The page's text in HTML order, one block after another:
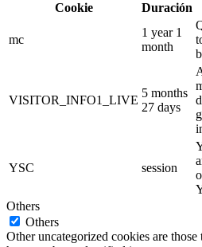
Cookie
Duración
mc
1 year 1
month
VISITOR_INFO1_LIVE
5 months
27 days
YSC session
Others
Others
Other uncategorized cookies are